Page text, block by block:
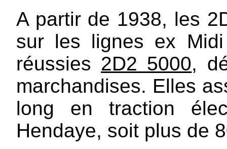
A partir de 1938, les
sur les lignes ex
réussies 2D2 5000,
marchandises. Elles
long en traction
Hendaye, soit plus de